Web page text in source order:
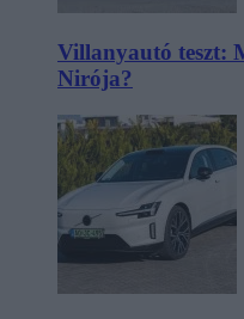
Villanyautó teszt:
Nirója?